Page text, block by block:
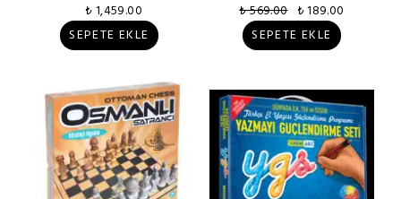
₺ 1,459.00
SEPETE EKLE
₺ 569.00 ₺ 189.00
SEPETE EKLE